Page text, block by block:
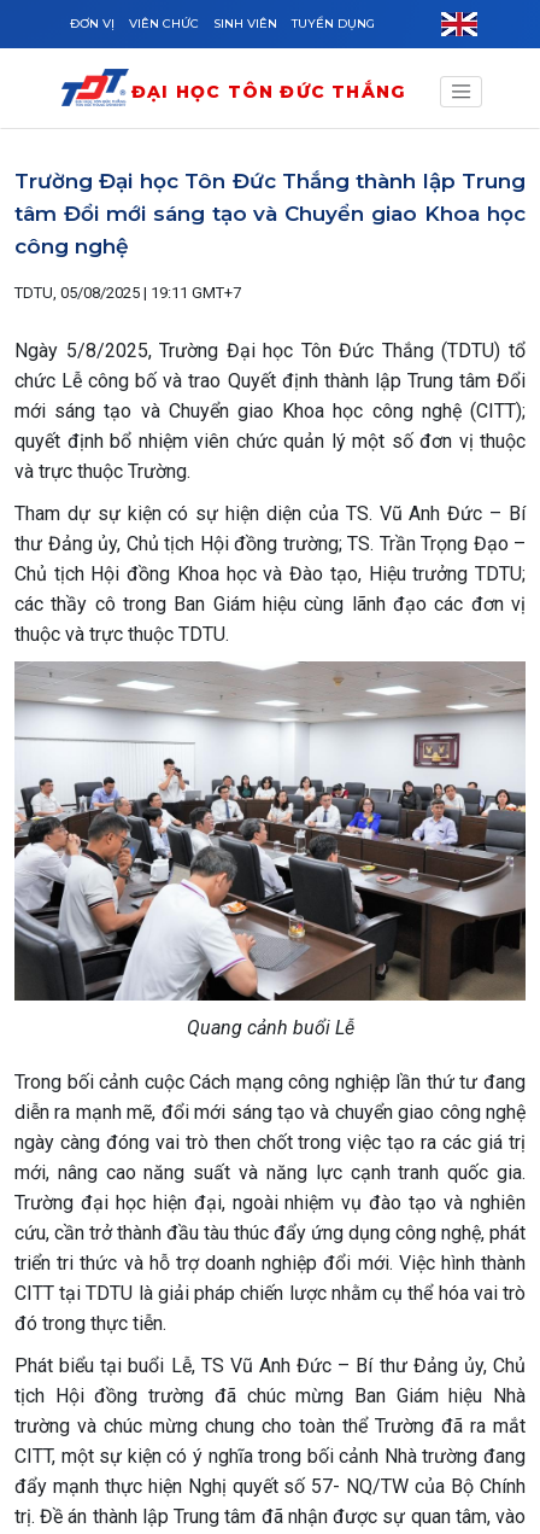
Skip to main content
ĐƠN VỊ VIÊN CHỨC SINH VIÊN TUYỂN DỤNG
ĐẠI HỌC TÔN ĐỨC THẮNG
Trường Đại học Tôn Đức Thắng thành lập Trung
tâm Đổi mới sáng tạo và Chuyển giao Khoa học
công nghệ
TDTU, 05/08/2025 | 19:11 GMT+7
Ngày 5/8/2025, Trường Đại học Tôn Đức Thắng (TDTU) tổ
chức Lễ công bố và trao Quyết định thành lập Trung tâm Đổi
mới sáng tạo và Chuyển giao Khoa học công nghệ (CITT);
quyết định bổ nhiệm viên chức quản lý một số đơn vị thuộc
và trực thuộc Trường.
Tham dự sự kiện có sự hiện diện của TS. Vũ Anh Đức – Bí
thư Đảng ủy, Chủ tịch Hội đồng trường; TS. Trần Trọng Đạo –
Chủ tịch Hội đồng Khoa học và Đào tạo, Hiệu trưởng TDTU;
các thầy cô trong Ban Giám hiệu cùng lãnh đạo các đơn vị
thuộc và trực thuộc TDTU.
Quang cảnh buổi Lễ
Trong bối cảnh cuộc Cách mạng công nghiệp lần thứ tư đang
diễn ra mạnh mẽ, đổi mới sáng tạo và chuyển giao công nghệ
ngày càng đóng vai trò then chốt trong việc tạo ra các giá trị
mới, nâng cao năng suất và năng lực cạnh tranh quốc gia.
Trường đại học hiện đại, ngoài nhiệm vụ đào tạo và nghiên
cứu, cần trở thành đầu tàu thúc đẩy ứng dụng công nghệ, phát
triển tri thức và hỗ trợ doanh nghiệp đổi mới. Việc hình thành
CITT tại TDTU là giải pháp chiến lược nhằm cụ thể hóa vai trò
đó trong thực tiễn.
Phát biểu tại buổi Lễ, TS Vũ Anh Đức – Bí thư Đảng ủy, Chủ
tịch Hội đồng trường đã chúc mừng Ban Giám hiệu Nhà
trường và chúc mừng chung cho toàn thể Trường đã ra mắt
CITT, một sự kiện có ý nghĩa trong bối cảnh Nhà trường đang
đẩy mạnh thực hiện Nghị quyết số 57- NQ/TW của Bộ Chính
trị. Đề án thành lập Trung tâm đã nhận được sự quan tâm, vào